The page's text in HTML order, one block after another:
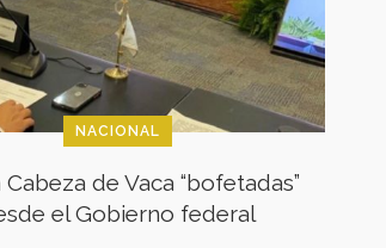
NACIONAL
de Vaca “bofetadas”
el Gobierno federal